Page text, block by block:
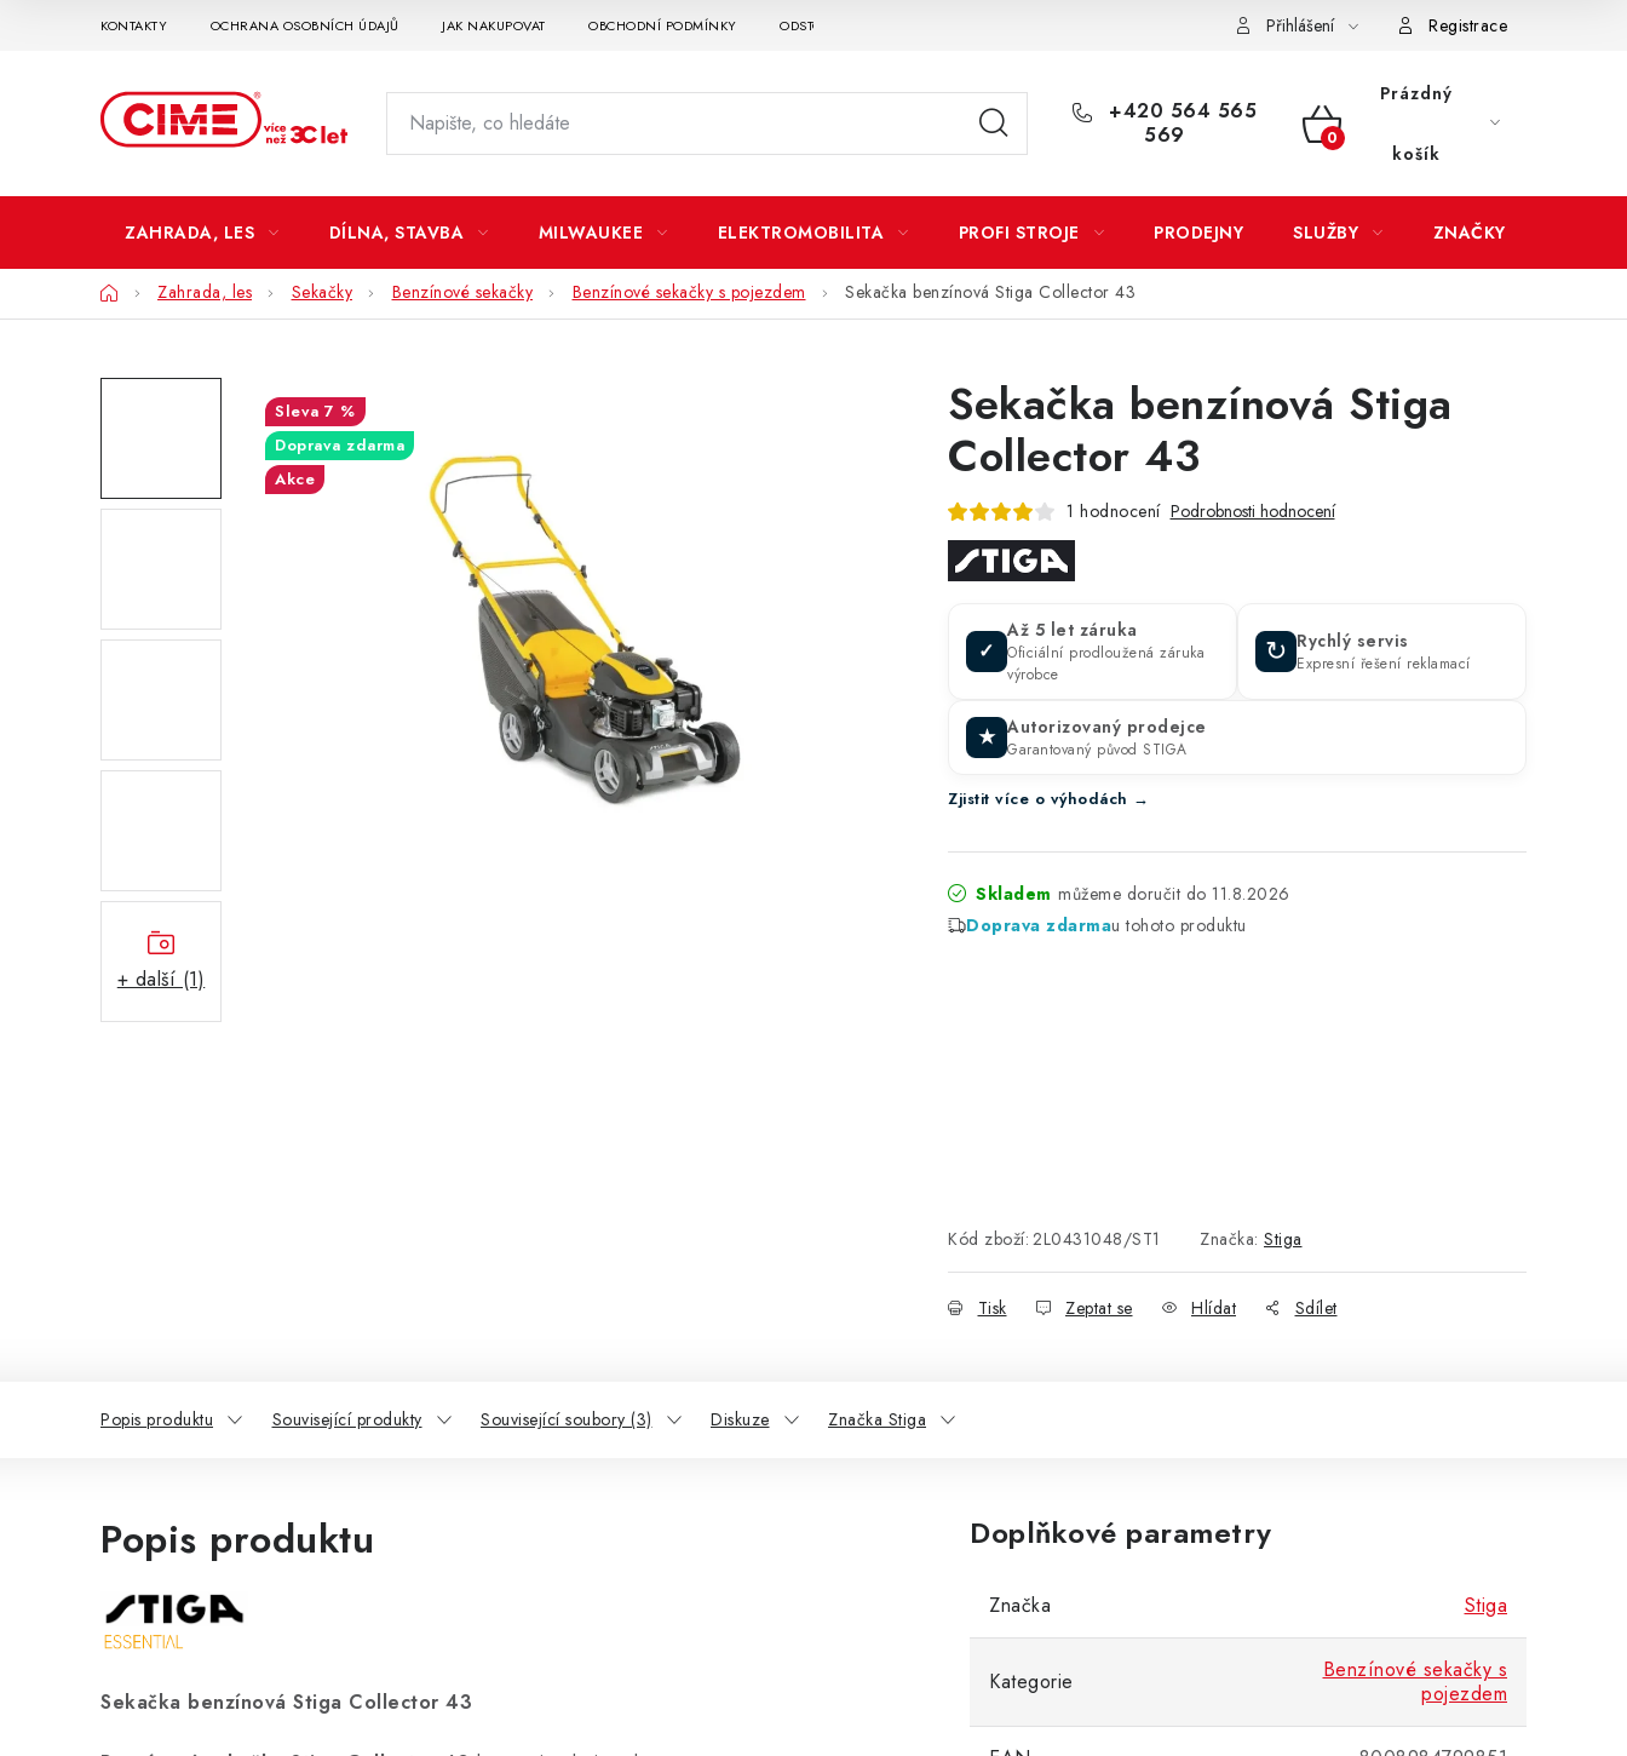
KONTAKTY OCHRANA OSOBNÍCH ÚDAJŮ JAK NAKUPOVAT OBCHODNÍ PODMÍNKY ODSTOUPENÍ OD SMLOUVY EXPEDICE ZBOŽÍ REKLAMACE ZAKOUPENÉHO ZBOŽÍ
Přihlášení Registrace
+420 564 565
569
NÁKUPNÍ
Prázdný
košík
ZAHRADA, LES DÍLNA, STAVBA MILWAUKEE ELEKTROMOBILITA PROFI STROJE PRODEJNY SLUŽBY ZNAČKY
DomůZahrada, les Sekačky Benzínové sekačky Benzínové sekačky s pojezdem Sekačka benzínová Stiga Collector 43
+ další (1)
Sekačka benzínová Stiga
Collector 43
1 hodnocení Podrobnosti hodnocení
✓
Až 5 let záruka
Oficiální prodloužená záruka
výrobce
↻ Rychlý servis
Expresní řešení reklamací
★ Autorizovaný prodejce
Garantovaný původ STIGA
Zjistit více o výhodách →
Skladem
11.8.2026
Doprava zdarmau tohoto produktu
Kód zboží: 2L0431048/ST1 Značka: Stiga
Tisk Zeptat se Hlídat Sdílet
7 %
Doprava zdarma
Akce
Popis produktu Související produkty Související soubory (3) Diskuze Značka Stiga
Popis produktu
Sekačka benzínová Stiga Collector 43
Doplňkové parametry
Značka Stiga
Kategorie
Benzínové sekačky s
pojezdem